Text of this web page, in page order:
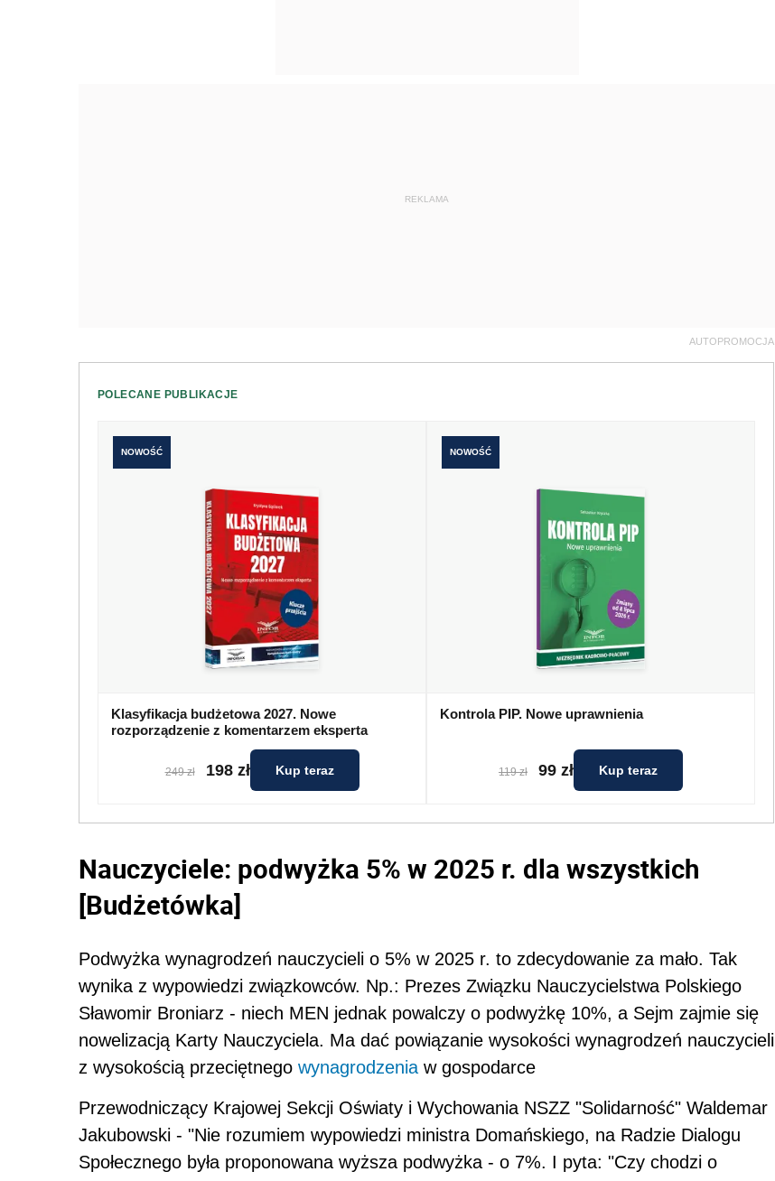
REKLAMA
AUTOPROMOCJA
POLECANE PUBLIKACJE
NOWOŚĆ
Klasyfikacja budżetowa 2027. Nowe
rozporządzenie z komentarzem eksperta
249 zł 198 zł Kup teraz
NOWOŚĆ
Kontrola PIP. Nowe uprawnienia
119 zł 99 zł Kup teraz
Nauczyciele: podwyżka 5% w 2025 r. dla wszystkich
[Budżetówka]
Podwyżka wynagrodzeń nauczycieli o 5% w 2025 r. to zdecydowanie za mało. Tak
wynika z wypowiedzi związkowców. Np.: Prezes Związku Nauczycielstwa Polskiego
Sławomir Broniarz - niech MEN jednak powalczy o podwyżkę 10%, a Sejm zajmie się
nowelizacją Karty Nauczyciela. Ma dać powiązanie wysokości wynagrodzeń nauczycieli
z wysokością przeciętnego wynagrodzenia w gospodarce
Przewodniczący Krajowej Sekcji Oświaty i Wychowania NSZZ "Solidarność" Waldemar
Jakubowski - "Nie rozumiem wypowiedzi ministra Domańskiego, na Radzie Dialogu
Społecznego była proponowana wyższa podwyżka - o 7%. I pyta: "Czy chodzi o